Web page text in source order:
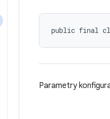
public final
Parametry